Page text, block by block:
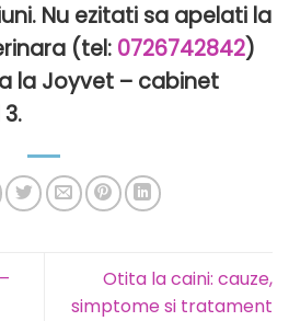
Nu ezitati sa apelati la
(tel: 0726742842)
la Joyvet – cabinet
Otita la caini: cauze,
simptome si tratament